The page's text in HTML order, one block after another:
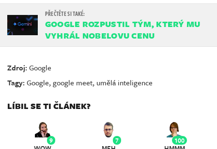
GOOGLE ROZPUSTIL TÝM, KTERÝ MU
VYHRÁL NOBELOVU CENU
Zdroj:Google
Tagy:Google,google meet, umělá inteligence
LÍBIL SE TI ČLÁNEK?
9
7
100